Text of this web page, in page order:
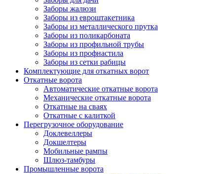
Заборы жалюзи
Заборы из евроштакетника
Заборы из металлического прутка
Заборы из поликарбоната
Заборы из профильной трубы
Заборы из профнастила
Заборы из сетки рабицы
Комплектующие для откатных ворот
Откатные ворота
Автоматические откатные ворота
Механические откатные ворота
Откатные на сваях
Откатные с калиткой
Перегрузочное оборудование
Доклевеллеры
Докшелтеры
Мобильные рампы
Шлюз-тамбуры
Промышленные ворота